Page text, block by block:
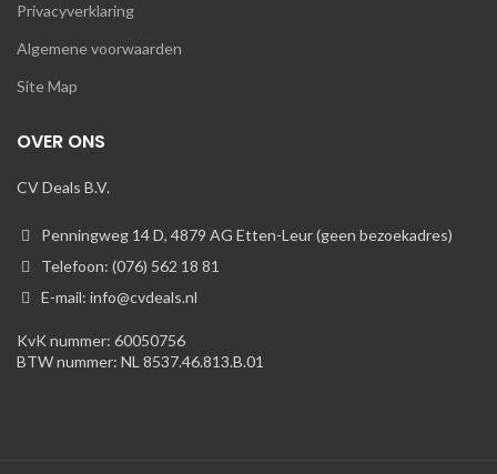
Privacyverklaring
Algemene voorwaarden
Site Map
OVER ONS
CV Deals B.V.
Penningweg 14 D, 4879 AG Etten-Leur (geen bezoekadres)
Telefoon: (076) 562 18 81
E-mail: info@cvdeals.nl
KvK nummer: 60050756
BTW nummer: NL 8537.46.813.B.01